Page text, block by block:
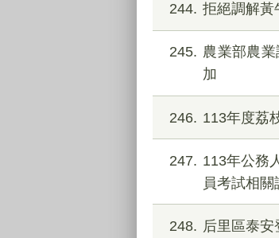
244 拒絕調解黃
245
農業部農
加
246 113年度荔
247
113年公務
員考試相關
248 后里區泰